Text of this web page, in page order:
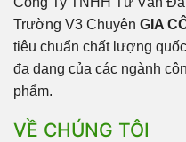
Trường V3 Chuyên GIA
tiêu chuẩn chất lượng
đa dạng của các ngành
phẩm.
VỀ CHÚNG TÔI